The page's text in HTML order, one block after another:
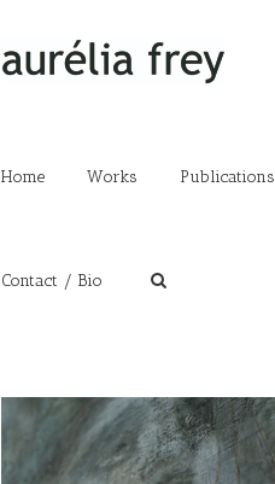
Home Works Publications
Contact / Bio